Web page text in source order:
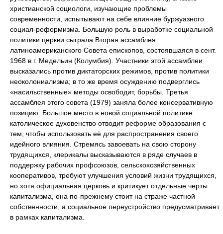
христианской социологи, изучающие проблемы
современности, испытывают на себе влияние буржуазного
социал-реформизма. Большую роль в выработке социальной
политики церкви сыграла Вторая ассамблея
латиноамериканского Совета епископов, состоявшаяся в сент.
1968 в г. Медельин (Колумбия). Участники этой ассамблеи
высказались против диктаторских режимов, против политики
неоколониализма; в то же время осуждению подверглись
«насильственные» методы освободит, борьбы. Третья
ассамблея этого совета (1979) заняла более консервативную
позицию. Большое место в новой социальной политике
католическое духовенство отводит реформе образования с
тем, чтобы использовать её для распространения своего
идейного влияния. Стремясь завоевать на свою сторону
трудящихся, клерикалы высказываются в ряде случаев в
поддержку рабочих профсоюзов, сельскохозяйственных
кооперативов, требуют улучшения условий жизни трудящихся,
но хотя официальная церковь и критикует отдельные черты
капитализма, она по-прежнему стоит на страже частной
собственности, а социальное переустройство предусматривает
в рамках капитализма.